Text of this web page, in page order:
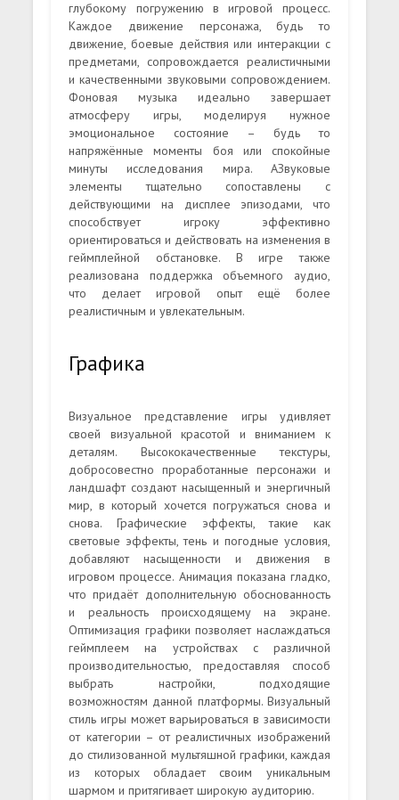
глубокому погружению в игровой процесс.
Каждое движение персонажа, будь то
движение, боевые действия или интеракции с
предметами, сопровождается реалистичными
и качественными звуковыми сопровождением.
Фоновая музыка идеально завершает
атмосферу игры, моделируя нужное
эмоциональное состояние – будь то
напряжённые моменты боя или спокойные
минуты исследования мира. АЗвуковые
элементы тщательно сопоставлены с
действующими на дисплее эпизодами, что
способствует игроку эффективно
ориентироваться и действовать на изменения в
геймплейной обстановке. В игре также
реализована поддержка объемного аудио,
что делает игровой опыт ещё более
реалистичным и увлекательным.
Графика
Визуальное представление игры удивляет
своей визуальной красотой и вниманием к
деталям. Высококачественные текстуры,
добросовестно проработанные персонажи и
ландшафт создают насыщенный и энергичный
мир, в который хочется погружаться снова и
снова. Графические эффекты, такие как
световые эффекты, тень и погодные условия,
добавляют насыщенности и движения в
игровом процессе. Анимация показана гладко,
что придаёт дополнительную обоснованность
и реальность происходящему на экране.
Оптимизация графики позволяет наслаждаться
геймплеем на устройствах с различной
производительностью, предоставляя способ
выбрать настройки, подходящие
возможностям данной платформы. Визуальный
стиль игры может варьироваться в зависимости
от категории – от реалистичных изображений
до стилизованной мультяшной графики, каждая
из которых обладает своим уникальным
шармом и притягивает широкую аудиторию.